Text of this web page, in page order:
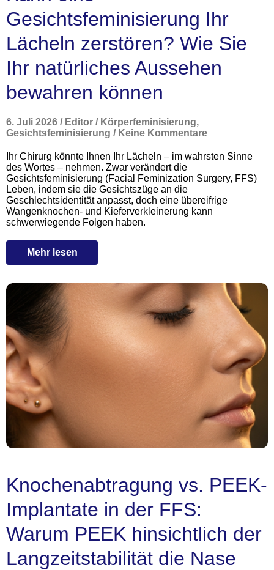
Gesichtsfeminisierung Ihr
Lächeln zerstören? Wie Sie
Ihr natürliches Aussehen
bewahren können
6. Juli 2026 / Editor / Körperfeminisierung,
Gesichtsfeminisierung / Keine Kommentare
Ihr Chirurg könnte Ihnen Ihr Lächeln – im wahrsten Sinne
des Wortes – nehmen. Zwar verändert die
Gesichtsfeminisierung (Facial Feminization Surgery, FFS)
Leben, indem sie die Gesichtszüge an die
Geschlechtsidentität anpasst, doch eine übereifrige
Wangenknochen- und Kieferverkleinerung kann
schwerwiegende Folgen haben.
Mehr lesen
Knochenabtragung vs. PEEK-
Implantate in der FFS:
Warum PEEK hinsichtlich der
Langzeitstabilität die Nase